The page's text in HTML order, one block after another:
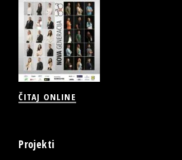
ČITAJ ONLINE
Projekti